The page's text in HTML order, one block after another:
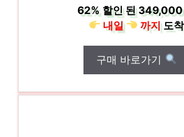
62% 할인 된349,000
내일
까지도착
구매 바로가기